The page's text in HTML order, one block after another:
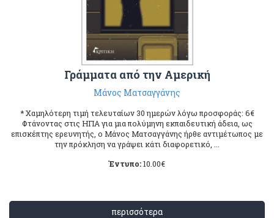
Γράμματα από την Αμερική
Μάνος Ματσαγγάνης
* Χαμηλότερη τιμή τελευταίων 30 ημερών λόγω προσφοράς: 6€
Φτάνοντας στις ΗΠΑ για μια πολύμηνη εκπαιδευτική άδεια, ως
επισκέπτης ερευνητής, ο Μάνος Ματσαγγάνης ήρθε αντιμέτωπος με
την πρόκληση να γράψει κάτι διαφορετικό, ...
Έντυπο:10.00€
περισσότερα